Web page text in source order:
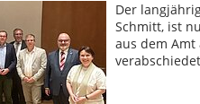
Der
Schmitt, ist
aus dem Amt